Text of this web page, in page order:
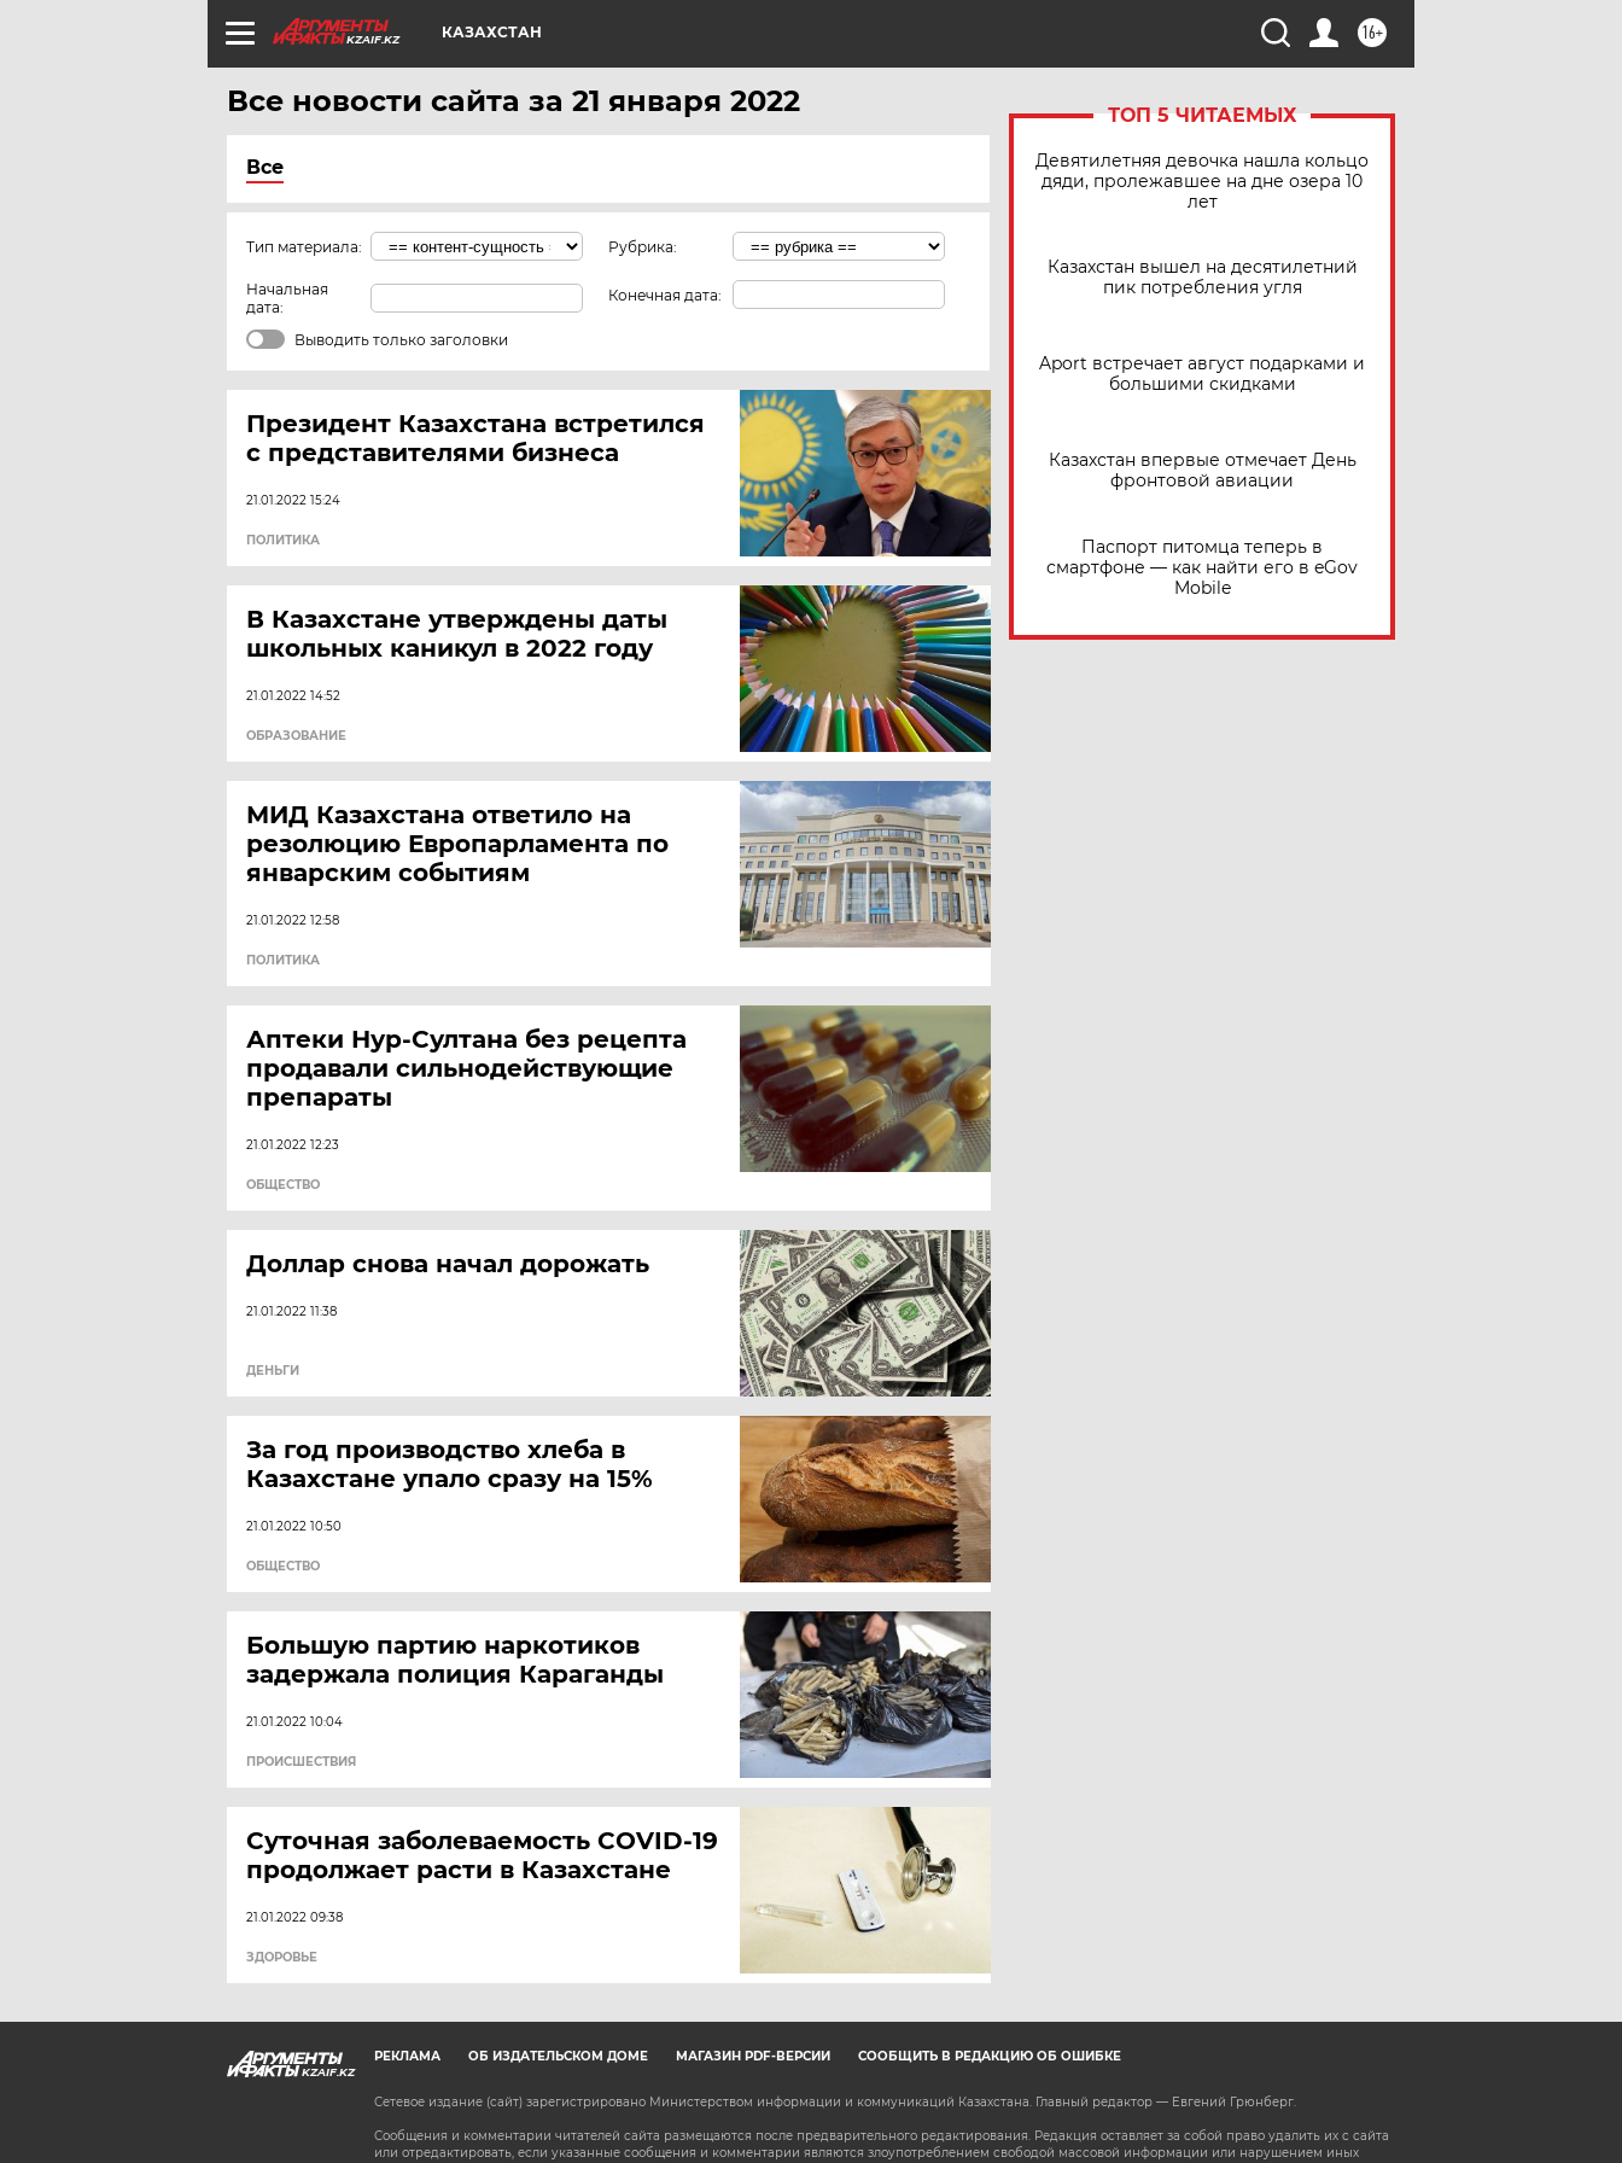
KZAIF.KZ 16+
КАЗАХСТАН
Все новости сайта за 21 января 2022
Все
Тип материала: Рубрика:
Начальная
дата:
Конечная дата:
Выводить только заголовки
Президент Казахстана встретился
с представителями бизнеса
21.01.2022 15:24
ПОЛИТИКА
В Казахстане утверждены даты
школьных каникул в 2022 году
21.01.2022 14:52
ОБРАЗОВАНИЕ
МИД Казахстана ответило на
резолюцию Европарламента по
январским событиям
21.01.2022 12:58
ПОЛИТИКА
Аптеки Нур-Султана без рецепта
продавали сильнодействующие
препараты
21.01.2022 12:23
ОБЩЕСТВО
Доллар снова начал дорожать
21.01.2022 11:38
ДЕНЬГИ
За год производство хлеба в
Казахстане упало сразу на 15%
21.01.2022 10:50
ОБЩЕСТВО
Большую партию наркотиков
задержала полиция Караганды
21.01.2022 10:04
ПРОИСШЕСТВИЯ
Суточная заболеваемость COVID-19
продолжает расти в Казахстане
21.01.2022 09:38
ЗДОРОВЬЕ
ТОП 5 ЧИТАЕМЫХ
Девятилетняя девочка нашла кольцо
дяди, пролежавшее на дне озера 10
лет
Казахстан вышел на десятилетний
пик потребления угля
Aport встречает август подарками и
большими скидками
Казахстан впервые отмечает День
фронтовой авиации
Паспорт питомца теперь в
смартфоне — как найти его в eGov
Mobile
KZAIF.KZ
РЕКЛАМА ОБ ИЗДАТЕЛЬСКОМ ДОМЕ МАГАЗИН PDF-ВЕРСИЙ СООБЩИТЬ В РЕДАКЦИЮ ОБ ОШИБКЕ
Сетевое издание (сайт) зарегистрировано Министерством информации и коммуникаций Казахстана. Главный редактор — Евгений Грюнберг.
Сообщения и комментарии читателей сайта размещаются после предварительного редактирования. Редакция оставляет за собой право удалить их с сайта
или отредактировать, если указанные сообщения и комментарии являются злоупотреблением свободой массовой информации или нарушением иных